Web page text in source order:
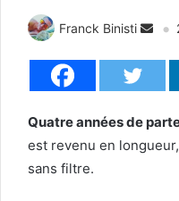
Franck Binisti
Quatre années de
est revenu en
sans filtre.